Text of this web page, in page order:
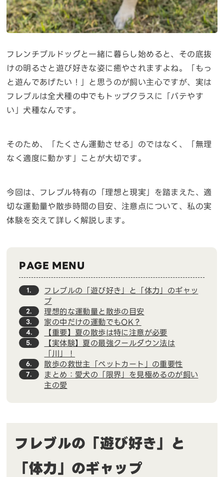
フレンチブルドッグと一緒に暮らし始めると、その底抜
けの明るさと遊び好きな姿に癒やされますよね。「もっ
と遊んであげたい！」と思うのが飼い主心ですが、実は
フレブルは全犬種の中でもトップクラスに「バテやす
い」犬種なんです。
そのため、「たくさん運動させる」のではなく、「無理
なく適度に動かす」ことが大切です。
今回は、フレブル特有の「理想と現実」を踏まえた、適
切な運動量や散歩時間の目安、注意点について、私の実
体験を交えて詳しく解説します。
PAGE MENU
1.
フレブルの「遊び好き」と「体力」のギャッ
プ
2. 理想的な運動量と散歩の目安
3. 家の中だけの運動でもOK？
4. 【重要】夏の散歩は特に注意が必要
5.
【実体験】夏の最強クールダウン法は
「川」！
6. 散歩の救世主「ペットカート」の重要性
7.
まとめ：愛犬の「限界」を見極めるのが飼い
主の愛
フレブルの「遊び好き」と
「体力」のギャップ